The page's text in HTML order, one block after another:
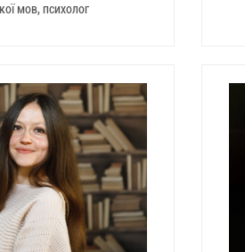
мов, психолог